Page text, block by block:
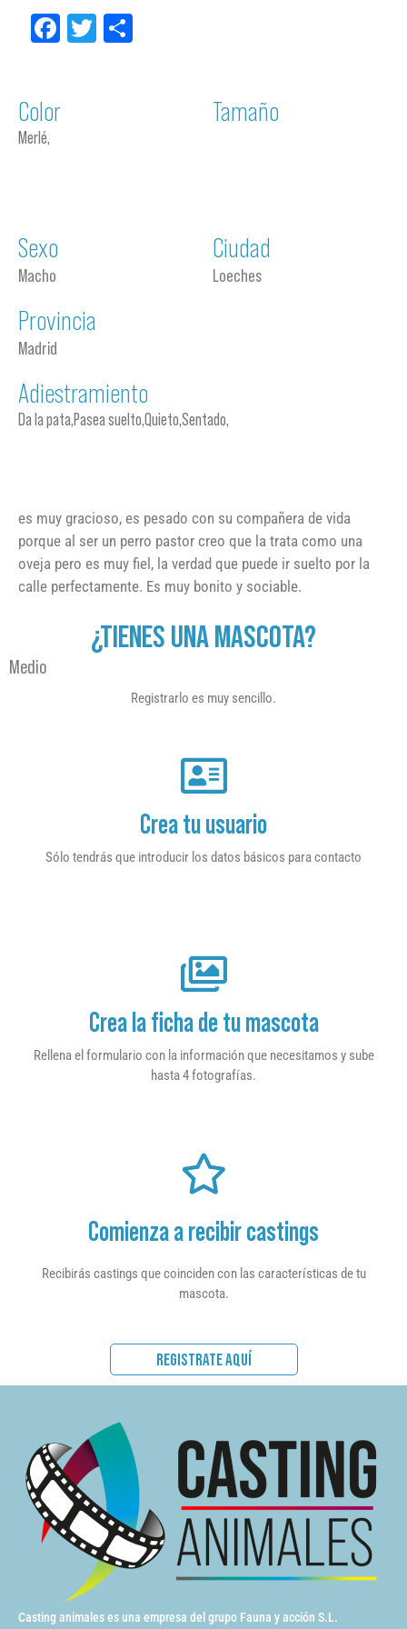
Facebook
Twitter
Color
Merlé,
Tamaño
Sexo
Macho
Ciudad
Loeches
Provincia
Madrid
Adiestramiento
Da la pata,Pasea suelto,Quieto,Sentado,
es muy gracioso, es pesado con su compañera de vida
porque al ser un perro pastor creo que la trata como una
oveja pero es muy fiel, la verdad que puede ir suelto por la
calle perfectamente. Es muy bonito y sociable.
¿TIENES UNA MASCOTA?
Medio
Registrarlo es muy sencillo.
Crea tu usuario
Sólo tendrás que introducir los datos básicos para contacto
Crea la ficha de tu mascota
Rellena el formulario con la información que necesitamos y sube
hasta 4 fotografías.
Comienza a recibir castings
Recibirás castings que coinciden con las características de tu
mascota.
REGISTRATE AQUÍ
Casting animales es una empresa del grupo Fauna y acción S.L.